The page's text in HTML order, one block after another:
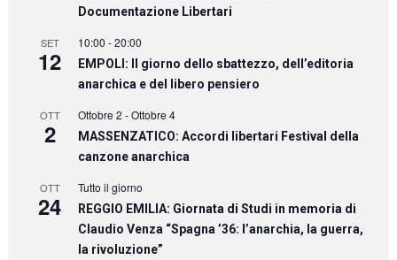
Documentazione Libertari
SET
12
10:00 -20:00
EMPOLI: Il giorno dello sbattezzo, dell’editoria
anarchica e del libero pensiero
OTT
2
Ottobre 2 -Ottobre 4
MASSENZATICO: Accordi libertari Festival della
canzone anarchica
OTT
24
Tutto il giorno
REGGIO EMILIA: Giornata di Studi in memoria di
Claudio Venza “Spagna ’36: l’anarchia, la guerra,
la rivoluzione”